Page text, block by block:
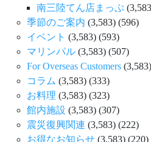
南三陸てん店まっぷ
季節のご案内 (3,583) (596)
イベント (3,583) (593)
マリンパル (3,583) (507)
For Overseas Customers (3,583)
コラム (3,583) (333)
お料理 (3,583) (323)
館内施設 (3,583) (307)
震災復興関連 (3,583) (222)
お得なお知らせ (3,583) (220)